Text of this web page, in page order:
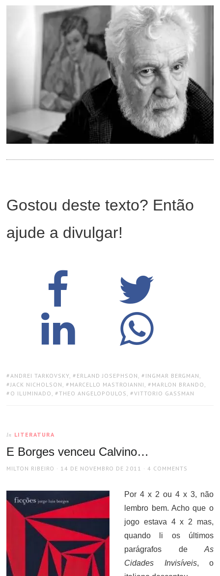
Gostou deste texto? Então
ajude a divulgar!
TAGS:
ANDREI TARKOVSKY, ERLAND JOSEPHSON , INGMAR BERGMAN ,
JACK NICHOLSON , MARCELLO MASTROIANNI , MARLON BRANDO ,
O ILUMINADO , THEO ANGELOPOULOS , VITTORIO GASSMAN
In LITERATURA
E Borges venceu Calvino…
AUTHOR
MILTON RIBEIRO
POSTED
14 DE NOVEMBRO DE 2011 4 COMMENTS
Por 4 x 2 ou 4 x 3, não
lembro bem. Acho que o
jogo estava 4 x 2 mas,
quando li os últimos
parágrafos de As
Cidades Invisíveis, o